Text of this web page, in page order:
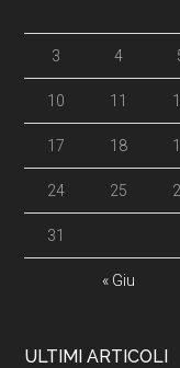
« Giu
3 4
10 11
17 18
24 25
31
ULTIMI ARTICOLI